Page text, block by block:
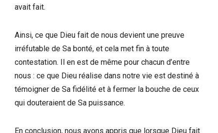
avait fait.
Ainsi, ce que Dieu fait de nous devient une preuve
irréfutable de Sa bonté, et cela met fin à toute
contestation. Il en est de même pour chacun d’entre
nous : ce que Dieu réalise dans notre vie est destiné à
témoigner de Sa fidélité et à fermer la bouche de ceux
qui douteraient de Sa puissance.
En conclusion, nous avons appris que lorsque Dieu fait